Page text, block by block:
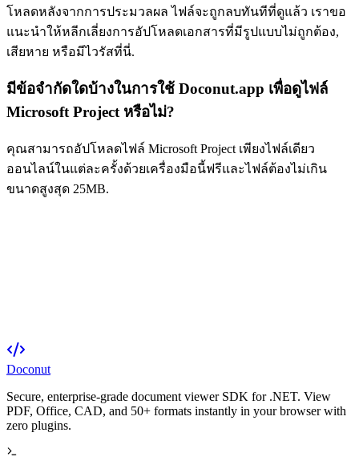
โหลดหลังจากการประมวลผล ไฟล์จะถูกลบทันทีที่ดูแล้ว เราขอ
แนะนำให้หลีกเลี่ยงการอัปโหลดเอกสารที่มีรูปแบบไม่ถูกต้อง,
เสียหาย หรือมีไวรัสที่นี่.
มีข้อจำกัดใดบ้างในการใช้ Doconut.app เพื่อดูไฟล์
Microsoft Project หรือไม่?
คุณสามารถอัปโหลดไฟล์ Microsoft Project เพียงไฟล์เดียว
ออนไลน์ในแต่ละครั้งด้วยเครื่องมือนี้ฟรีและไฟล์ต้องไม่เกิน
ขนาดสูงสุด 25MB.
Doconut
Secure, enterprise-grade document viewer SDK for .NET. View
PDF, Office, CAD, and 50+ formats instantly in your browser with
zero plugins.